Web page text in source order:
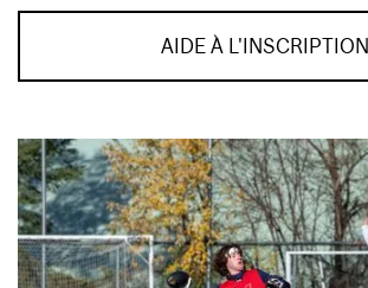
AIDE À L'INSCRIPTION